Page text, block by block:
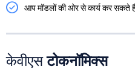
आप मॉडलों की ओर से कार्य कर
केवीएसटोकनॉमिक्स